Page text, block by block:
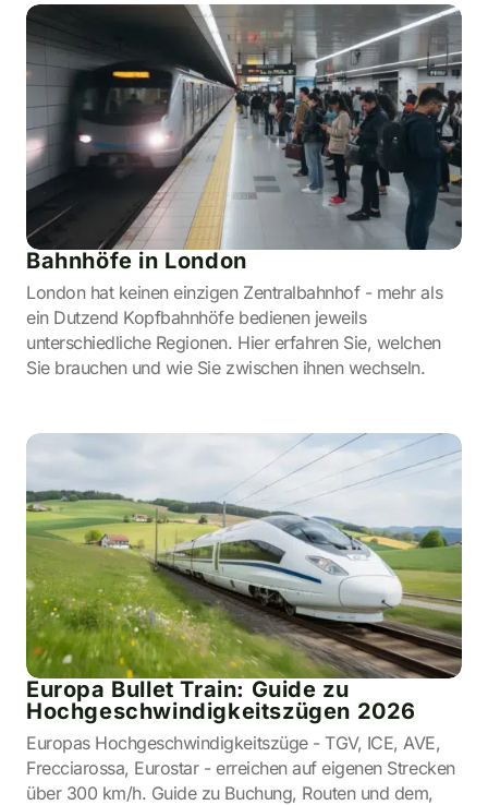
Bahnhöfe in London
London hat keinen einzigen Zentralbahnhof - mehr als
ein Dutzend Kopfbahnhöfe bedienen jeweils
unterschiedliche Regionen. Hier erfahren Sie, welchen
Sie brauchen und wie Sie zwischen ihnen wechseln.
Europa Bullet Train: Guide zu
Hochgeschwindigkeitszügen 2026
Europas Hochgeschwindigkeitszüge - TGV, ICE, AVE,
Frecciarossa, Eurostar - erreichen auf eigenen Strecken
über 300 km/h. Guide zu Buchung, Routen und dem,